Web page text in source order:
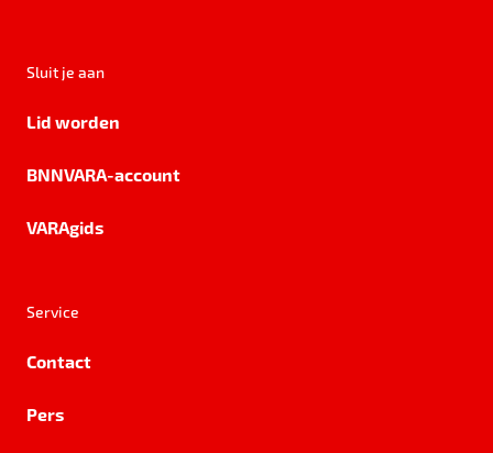
Sluit je aan
Lid worden
BNNVARA-account
VARAgids
Service
Contact
Pers